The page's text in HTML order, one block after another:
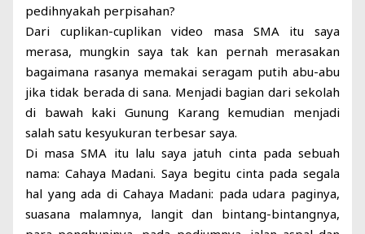
pedihnyakah perpisahan?
Dari cuplikan-cuplikan video masa SMA itu saya
merasa, mungkin saya tak kan pernah merasakan
bagaimana rasanya memakai seragam putih abu-abu
jika tidak berada di sana. Menjadi bagian dari sekolah
di bawah kaki Gunung Karang kemudian menjadi
salah satu kesyukuran terbesar saya.
Di masa SMA itu lalu saya jatuh cinta pada sebuah
nama: Cahaya Madani. Saya begitu cinta pada segala
hal yang ada di Cahaya Madani: pada udara paginya,
suasana malamnya, langit dan bintang-bintangnya,